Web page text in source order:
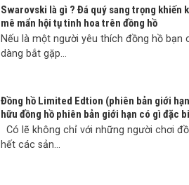
Swarovski là gì ? Đá quý sang trọng khiến
mê mẩn hội tụ tinh hoa trên đồng hồ
Nếu là một người yêu thích đồng hồ bạn
dàng bắt gặp...
Đồng hồ Limited Edtion (phiên bản giới
hữu đồng hồ phiên bản giới hạn có gì đặc
Có lẽ không chỉ với những người chơi
hết các sản...